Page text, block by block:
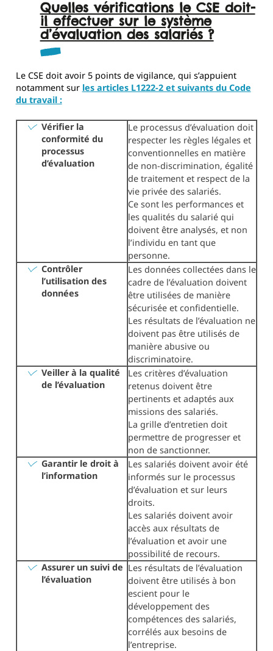
Quelles vérifications le CSE doit-
il effectuer sur le système
d’évaluation des salariés ?
Le CSE doit avoir 5 points de vigilance, qui s’appuient
notamment sur les articles L1222-2 et suivants du Code
du travail :
Vérifier la
conformité du
processus
d’évaluation
Le processus d’évaluation doit
respecter les règles légales et
conventionnelles en matière
de non-discrimination, égalité
de traitement et respect de la
vie privée des salariés.
Ce sont les performances et
les qualités du salarié qui
doivent être analysés, et non
l’individu en tant que
personne.
Contrôler
l’utilisation des
données
Les données collectées dans le
cadre de l’évaluation doivent
être utilisées de manière
sécurisée et confidentielle.
Les résultats de l’évaluation ne
doivent pas être utilisés de
manière abusive ou
discriminatoire.
Veiller à la qualité
de l’évaluation
Les critères d’évaluation
retenus doivent être
pertinents et adaptés aux
missions des salariés.
La grille d’entretien doit
permettre de progresser et
non de sanctionner.
Garantir le droit à
l’information
Les salariés doivent avoir été
informés sur le processus
d’évaluation et sur leurs
droits.
Les salariés doivent avoir
accès aux résultats de
l’évaluation et avoir une
possibilité de recours.
Assurer un suivi de
l’évaluation
Les résultats de l’évaluation
doivent être utilisés à bon
escient pour le
développement des
compétences des salariés,
corrélés aux besoins de
l’entreprise.